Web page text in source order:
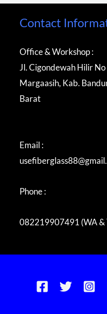
Contact
Office & Workshop :
Jl. Cigondewah Hilir
Margaasih, Kab.
Barat
Email :
Phone :
082219907491 (WA &